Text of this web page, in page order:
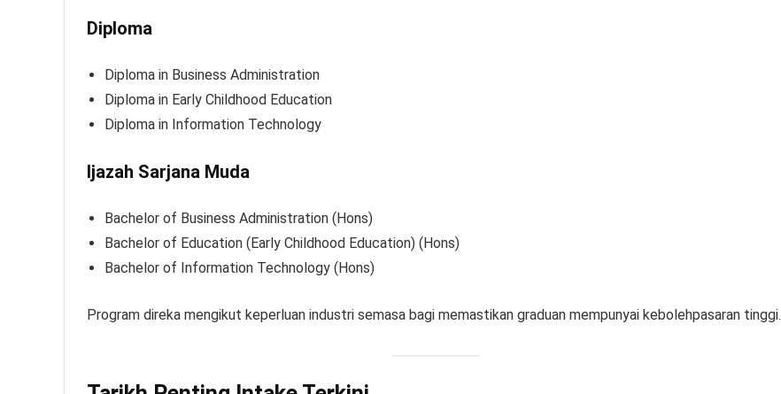
Diploma
Diploma in Business Administration
Diploma in Early Childhood Education
Diploma in Information Technology
Ijazah Sarjana Muda
Bachelor of Business Administration (Hons)
Bachelor of Education (Early Childhood Education) (Hons)
Bachelor of Information Technology (Hons)
Program direka mengikut keperluan industri semasa bagi memastikan graduan mempunyai kebolehpasaran tinggi.